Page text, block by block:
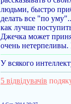
людьми, быстро
делать все "по
как лучше
Джечка может
очень нетерпеливы.
У всякого
5 відвідувачів